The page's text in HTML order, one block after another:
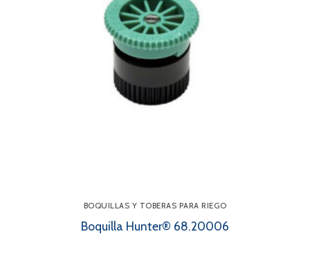
BOQUILLAS Y TOBERAS PARA RIEGO
Boquilla Hunter® 68.20006